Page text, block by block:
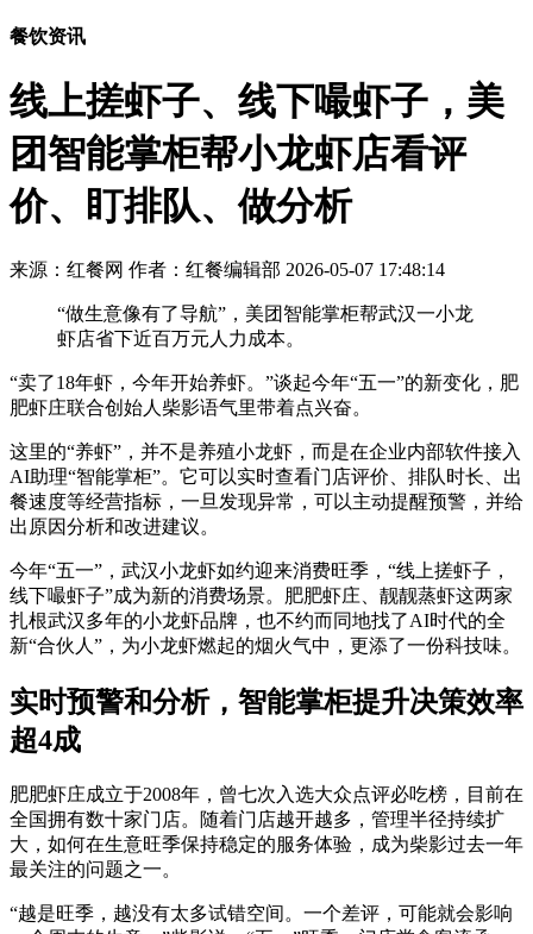
餐饮资讯
线上搓虾子、线下嘬虾子，美
团智能掌柜帮小龙虾店看评
价、盯排队、做分析
来源：红餐网 作者：红餐编辑部 2026-05-07 17:48:14
“做生意像有了导航”，美团智能掌柜帮武汉一小龙
虾店省下近百万元人力成本。
“卖了18年虾，今年开始养虾。”谈起今年“五一”的新变化，肥
肥虾庄联合创始人柴影语气里带着点兴奋。
这里的“养虾”，并不是养殖小龙虾，而是在企业内部软件接入
AI助理“智能掌柜”。它可以实时查看门店评价、排队时长、出
餐速度等经营指标，一旦发现异常，可以主动提醒预警，并给
出原因分析和改进建议。
今年“五一”，武汉小龙虾如约迎来消费旺季，“线上搓虾子，
线下嘬虾子”成为新的消费场景。肥肥虾庄、靓靓蒸虾这两家
扎根武汉多年的小龙虾品牌，也不约而同地找了AI时代的全
新“合伙人”，为小龙虾燃起的烟火气中，更添了一份科技味。
实时预警和分析，智能掌柜提升决策效率
超4成
肥肥虾庄成立于2008年，曾七次入选大众点评必吃榜，目前在
全国拥有数十家门店。随着门店越开越多，管理半径持续扩
大，如何在生意旺季保持稳定的服务体验，成为柴影过去一年
最关注的问题之一。
“越是旺季，越没有太多试错空间。一个差评，可能就会影响